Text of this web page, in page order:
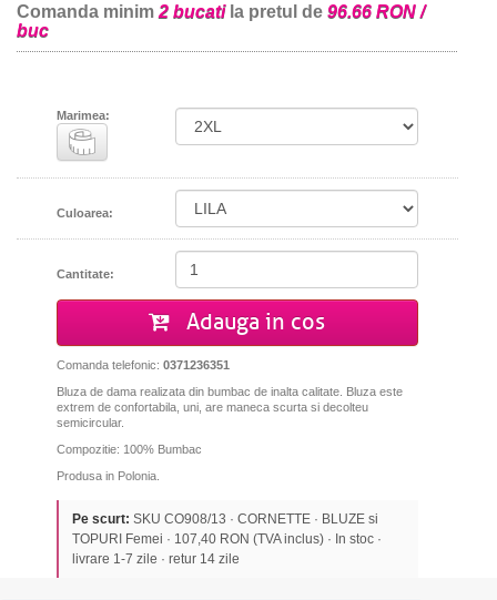
Comanda minim 2 bucatila pretul de 96.66 RON /
buc
Marimea:
Culoarea:
Cantitate:
Adauga in cos
Comanda telefonic: 0371236351
Bluza de dama realizata din bumbac de inalta calitate. Bluza este
extrem de confortabila, uni, are maneca scurta si decolteu
semicircular.
Compozitie: 100% Bumbac
Produsa in Polonia.
Pe scurt: SKU CO908/13 · CORNETTE · BLUZE si
TOPURI Femei · 107,40 RON (TVA inclus) · In stoc ·
livrare 1-7 zile · retur 14 zile